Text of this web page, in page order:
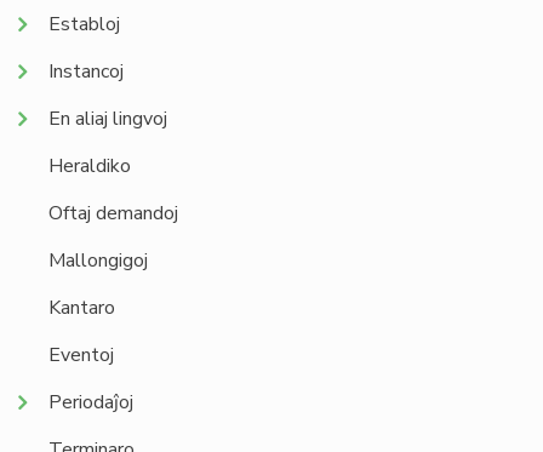
Establoj
Instancoj
En aliaj lingvoj
Heraldiko
Oftaj demandoj
Mallongigoj
Kantaro
Eventoj
Periodaĵoj